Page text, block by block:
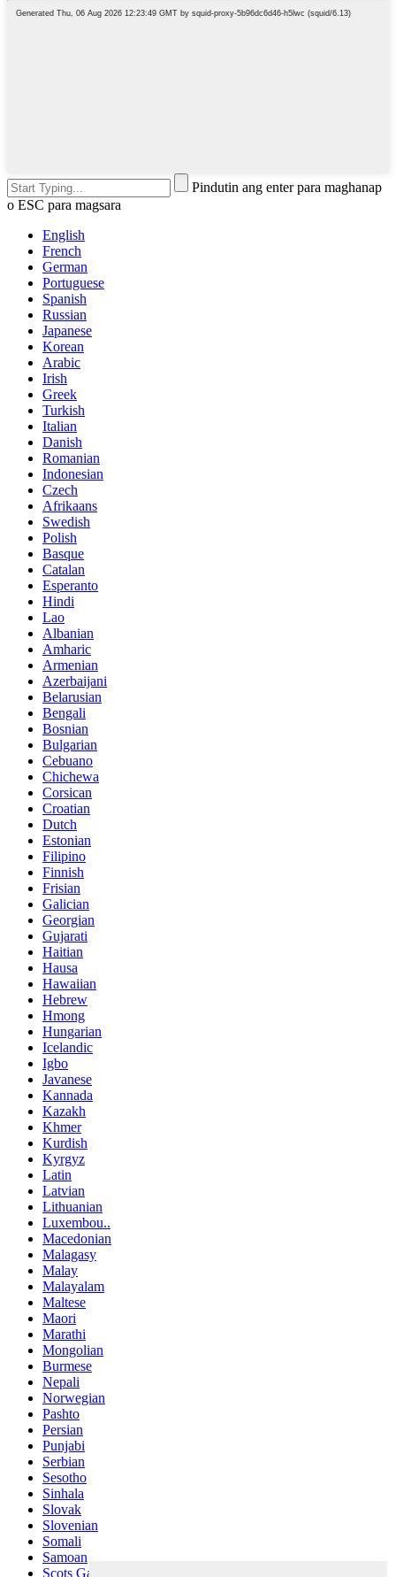
Pindutin ang enter para maghanap
o ESC para magsara
English
French
German
Portuguese
Spanish
Russian
Japanese
Korean
Arabic
Irish
Greek
Turkish
Italian
Danish
Romanian
Indonesian
Czech
Afrikaans
Swedish
Polish
Basque
Catalan
Esperanto
Hindi
Lao
Albanian
Amharic
Armenian
Azerbaijani
Belarusian
Bengali
Bosnian
Bulgarian
Cebuano
Chichewa
Corsican
Croatian
Dutch
Estonian
Filipino
Finnish
Frisian
Galician
Georgian
Gujarati
Haitian
Hausa
Hawaiian
Hebrew
Hmong
Hungarian
Icelandic
Igbo
Javanese
Kannada
Kazakh
Khmer
Kurdish
Kyrgyz
Latin
Latvian
Lithuanian
Luxembou..
Macedonian
Malagasy
Malay
Malayalam
Maltese
Maori
Marathi
Mongolian
Burmese
Nepali
Norwegian
Pashto
Persian
Punjabi
Serbian
Sesotho
Sinhala
Slovak
Slovenian
Somali
Samoan
Scots Gaelic